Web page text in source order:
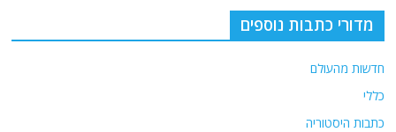
מדורי כתבות נוספים
חדשות מהעולם
כללי
כתבות היסטוריה